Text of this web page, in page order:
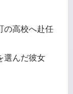
の高校へ赴任
選んだ彼女